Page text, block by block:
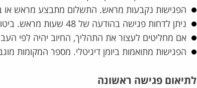
הפגישות נקבעות מראש. התשלום מתבצע מראש
ניתן לדחות פגישה בהודעה של 48 שעות מראש. ביטול מאוחר או אי הגעה יחויבו במלוא הסכום.
אם מחליטים לעצור את התהליך, החיוב יהיה לפי
הפגישות מתואמות ביומן דיגיטלי. מספר המקומות
לתיאום פגישה ראשונה